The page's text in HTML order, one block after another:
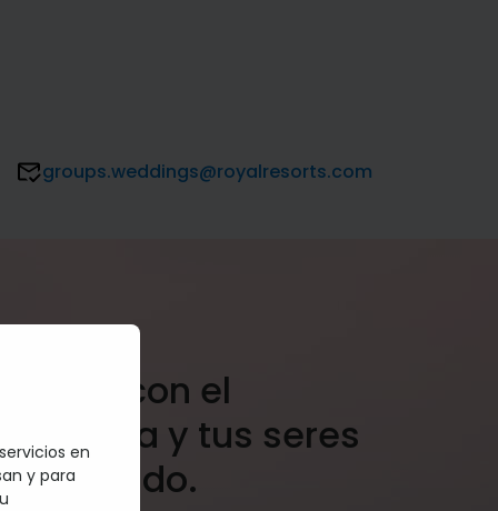
groups.weddings@royalresorts.com
con el
la playa y tus seres
a tu lado.
en
y para